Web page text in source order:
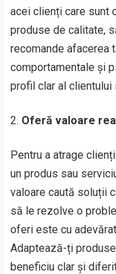
acei clienți care sunt
produse de calitate,
recomande afacerea
comportamentale și
profil clar al clientului
Oferă valoare
Pentru a atrage
un produs sau
valoare caută soluții
să le rezolve o
oferi este cu
Adaptează-ți
beneficiu clar și